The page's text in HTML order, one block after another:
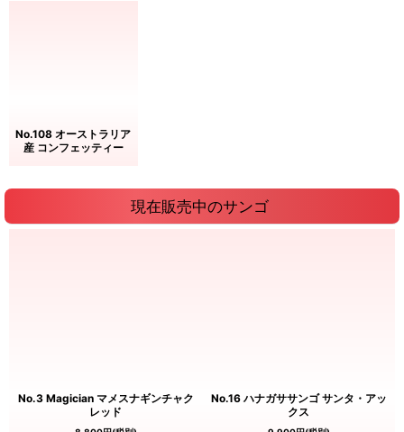
No.108 オーストラリア
産 コンフェッティー
現在販売中のサンゴ
No.3 Magician マメスナギンチャク
レッド
No.16 ハナガササンゴ サンタ・アッ
クス